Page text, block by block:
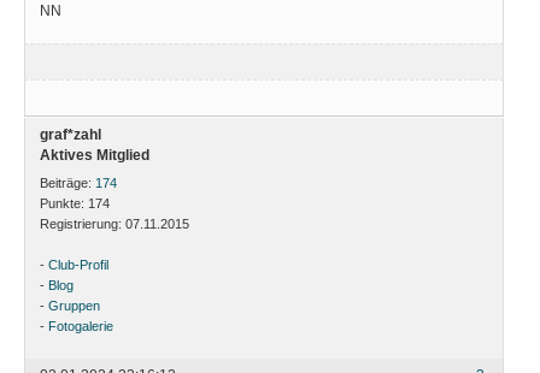
NN
graf*zahl
Aktives Mitglied
Beiträge: 174
Punkte: 174
Registrierung: 07.11.2015
- Club-Profil
- Blog
- Gruppen
- Fotogalerie